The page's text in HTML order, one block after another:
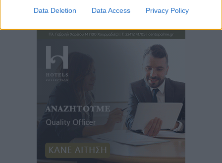
Data Deletion Data Access Privacy Policy